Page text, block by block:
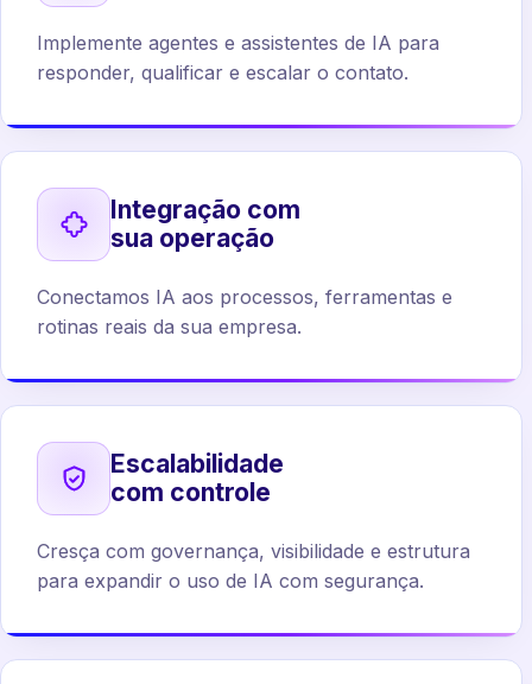
Implemente agentes e assistentes de IA para
responder, qualificar e escalar o contato.
Integração com
sua operação
Conectamos IA aos processos, ferramentas e
rotinas reais da sua empresa.
Escalabilidade
com controle
Cresça com governança, visibilidade e estrutura
para expandir o uso de IA com segurança.